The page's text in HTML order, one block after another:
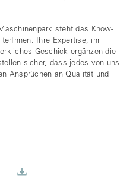
steht das Know-
Ihre Expertise, ihr
Geschick ergänzen die
sicher, dass jedes von uns
Ansprüchen an Qualität und